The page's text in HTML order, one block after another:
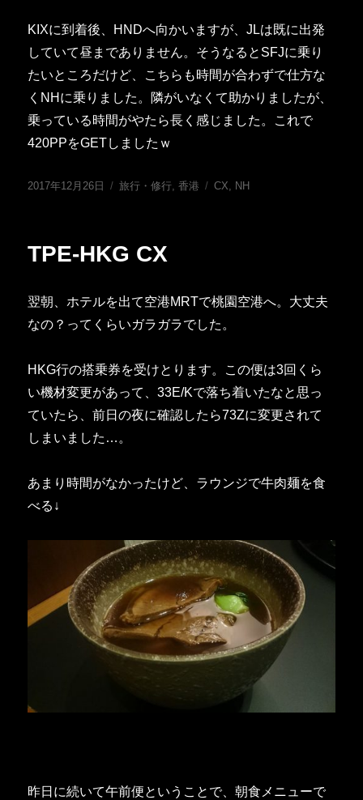
KIXに到着後、HNDへ向かいますが、JLは既に出発
していて昼までありません。そうなるとSFJに乗り
たいところだけど、こちらも時間が合わずで仕方な
くNHに乗りました。隣がいなくて助かりましたが、
乗っている時間がやたら長く感じました。これで
420PPをGETしましたｗ
投
2017年12月26日
カ
ー
旅行・修行 ,香港
タ
CX NH
TPE-HKG CX
翌朝、ホテルを出て空港MRTで桃園空港へ。大丈夫
なの？ってくらいガラガラでした。
HKG行の搭乗券を受けとります。この便は3回くら
い機材変更があって、33E/Kで落ち着いたなと思っ
ていたら、前日の夜に確認したら73Zに変更されて
しまいました…。
あまり時間がなかったけど、ラウンジで牛肉麺を食
べる↓
昨日に続いて午前便ということで、朝食メニューで